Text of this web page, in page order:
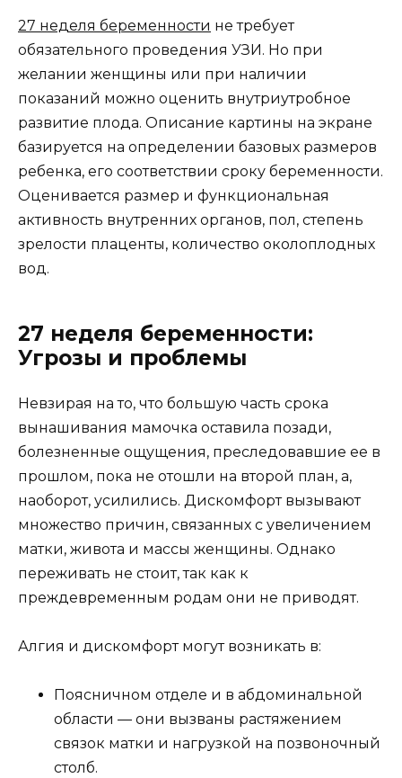
27 неделя беременности не требует
обязательного проведения УЗИ. Но при
желании женщины или при наличии
показаний можно оценить внутриутробное
развитие плода. Описание картины на экране
базируется на определении базовых размеров
ребенка, его соответствии сроку беременности.
Оценивается размер и функциональная
активность внутренних органов, пол, степень
зрелости плаценты, количество околоплодных
вод.
27 неделя беременности:
Угрозы и проблемы
Невзирая на то, что большую часть срока
вынашивания мамочка оставила позади,
болезненные ощущения, преследовавшие ее в
прошлом, пока не отошли на второй план, а,
наоборот, усилились. Дискомфорт вызывают
множество причин, связанных с увеличением
матки, живота и массы женщины. Однако
переживать не стоит, так как к
преждевременным родам они не приводят.
Алгия и дискомфорт могут возникать в:
Поясничном отделе и в абдоминальной
области — они вызваны растяжением
связок матки и нагрузкой на позвоночный
столб.